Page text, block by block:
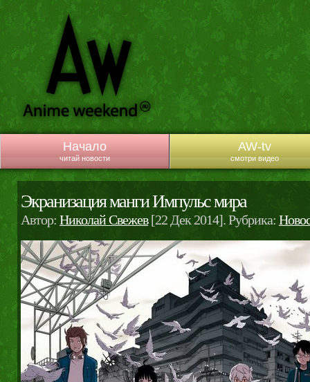
Начало
читай новости
AW-tv
смотри видео
Экранизация манги Импульс мира
Автор: Николай Свежев[22 Дек 2014]. Рубрика: